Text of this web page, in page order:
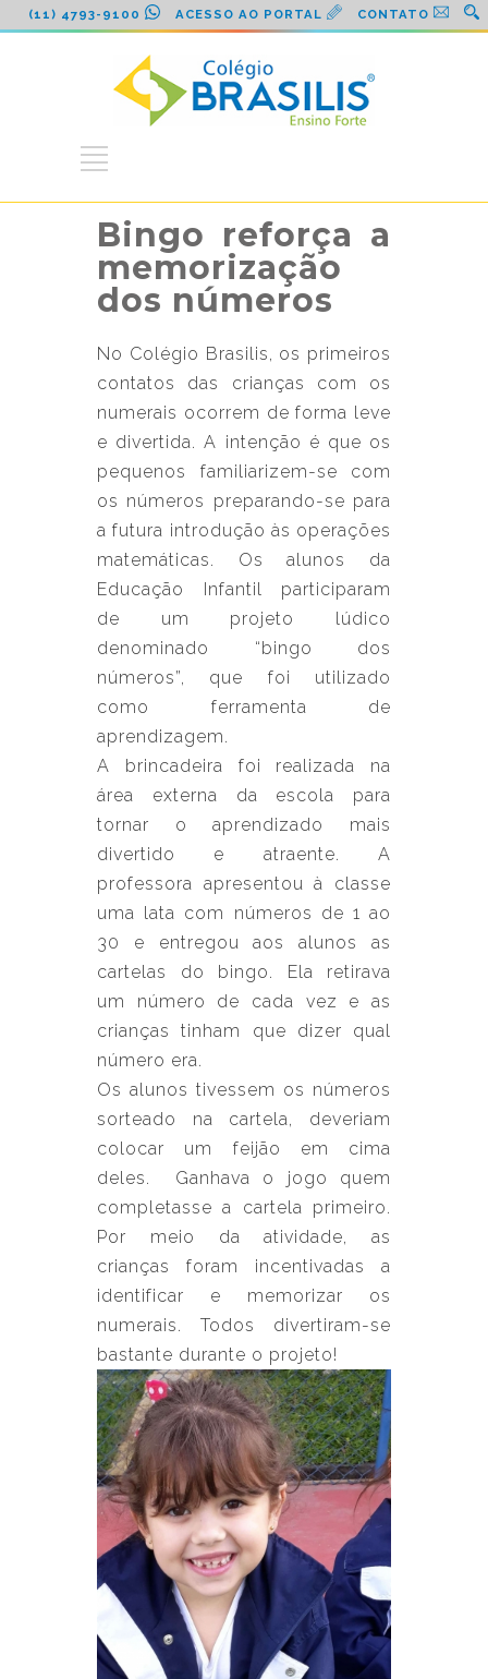
(11) 4793-9100 ACESSO AO PORTAL CONTATO
Bingo reforça a
memorização
dos números
No Colégio Brasilis, os primeiros
contatos das crianças com os
numerais ocorrem de forma leve
e divertida. A intenção é que os
pequenos familiarizem-se com
os números preparando-se para
a futura introdução às operações
matemáticas. Os alunos da
Educação Infantil participaram
de um projeto lúdico
denominado “bingo dos
números”, que foi utilizado
como ferramenta de
aprendizagem.
A brincadeira foi realizada na
área externa da escola para
tornar o aprendizado mais
divertido e atraente. A
professora apresentou à classe
uma lata com números de 1 ao
30 e entregou aos alunos as
cartelas do bingo. Ela retirava
um número de cada vez e as
crianças tinham que dizer qual
número era.
Os alunos tivessem os números
sorteado na cartela, deveriam
colocar um feijão em cima
deles. Ganhava o jogo quem
completasse a cartela primeiro.
Por meio da atividade, as
crianças foram incentivadas a
identificar e memorizar os
numerais. Todos divertiram-se
bastante durante o projeto!